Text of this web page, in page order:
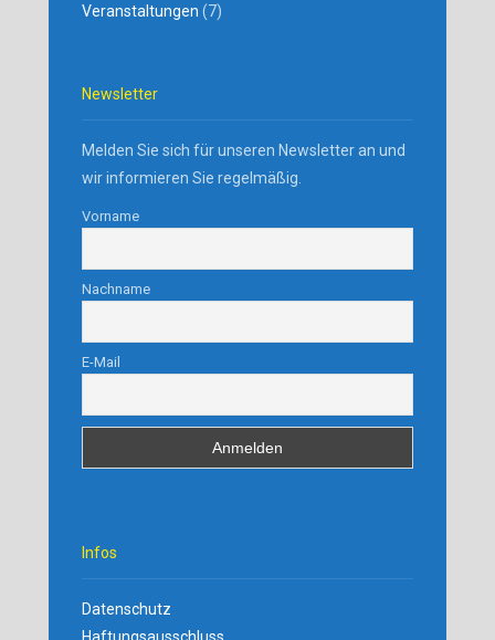
Veranstaltungen (7)
Newsletter
Melden Sie sich für unseren Newsletter an und
wir informieren Sie regelmäßig.
Vorname
Nachname
E-Mail
Infos
Datenschutz